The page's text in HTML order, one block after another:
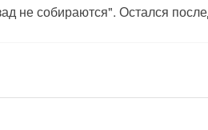
не собираются". Остался